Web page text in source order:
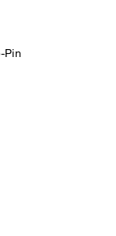
Pin